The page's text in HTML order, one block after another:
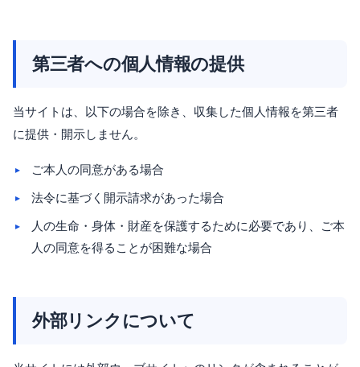
第三者への個人情報の提供
当サイトは、以下の場合を除き、収集した個人情報を第三者
に提供・開示しません。
ご本人の同意がある場合
法令に基づく開示請求があった場合
人の生命・身体・財産を保護するために必要であり、ご本
人の同意を得ることが困難な場合
外部リンクについて